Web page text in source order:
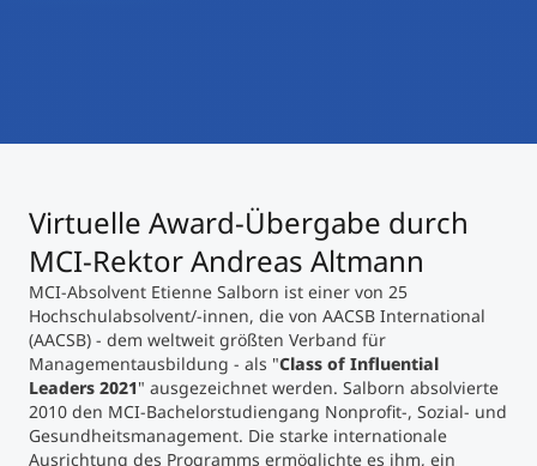
Micro Credentials
Masterclasses
Management-Seminare
Technische Weiterbildung
Virtuelle Award-Übergabe durch
MCI-Rektor Andreas Altmann
MCI-Absolvent Etienne Salborn ist einer von 25
Hochschulabsolvent/-innen, die von AACSB International
(AACSB) - dem weltweit größten Verband für
Managementausbildung - als "Class of Influential
Leaders 2021" ausgezeichnet werden. Salborn absolvierte
2010 den MCI-Bachelorstudiengang Nonprofit-, Sozial- und
Gesundheitsmanagement. Die starke internationale
Ausrichtung des Programms ermöglichte es ihm, ein